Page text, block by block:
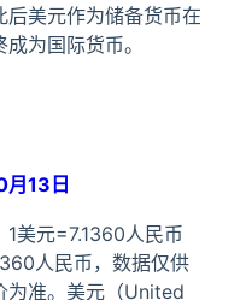
后美元作为储备货币在
为国际货币。
13日
美元=7.1360人民币
人民币，数据仅供
为准。美元（United